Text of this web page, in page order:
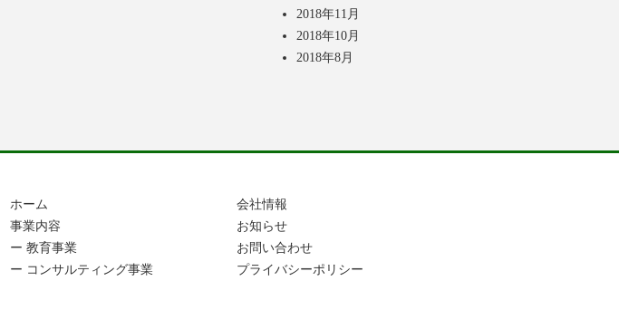
2018年11月
2018年10月
2018年8月
ホーム
事業内容
教育事業
コンサルティング事業
会社情報
お知らせ
お問い合わせ
プライバシーポリシー